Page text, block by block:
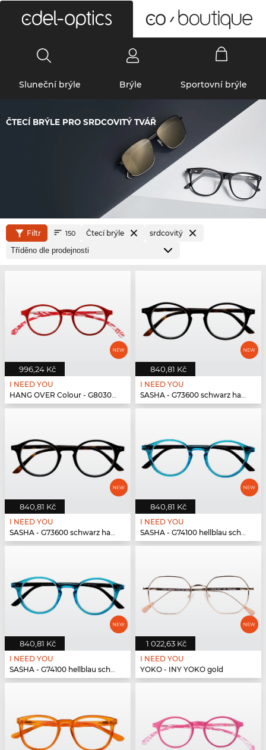
Sluneční brýle Brýle Sportovní brýle
ČTECÍ BRÝLE PRO SRDCOVITÝ TVÁŘ
Filtr 150 Čtecí brýle srdcovitý
996,24 Kč
I NEED YOU
HANG OVER Colour - G80300 rot
840,81 Kč
I NEED YOU
SASHA - G73600 schwarz havanna
840,81 Kč
I NEED YOU
SASHA - G73600 schwarz havanna
840,81 Kč
I NEED YOU
SASHA - G74100 hellblau schwarz
840,81 Kč
I NEED YOU
SASHA - G74100 hellblau schwarz
1 022,63 Kč
I NEED YOU
YOKO - INY YOKO gold